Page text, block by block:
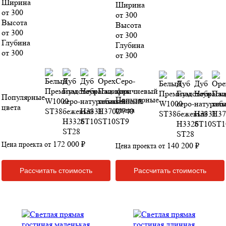
Ширина
от 300
Высота
от 300
Глубина
от 300
Популярные
цвета
Цена проекта от 172 000 ₽
Рассчитать стоимость
Ширина
от 300
Высота
от 300
Глубина
от 300
Популярные
цвета
Цена проекта от 140 200 ₽
Рассчитать стоимость